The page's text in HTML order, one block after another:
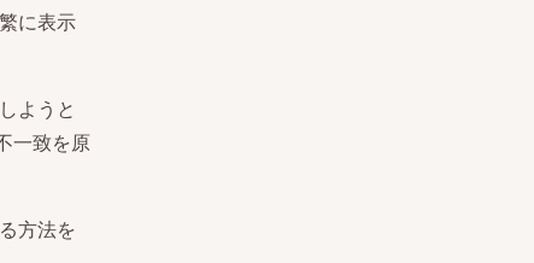
に表示
ようと
一致を原
方法を